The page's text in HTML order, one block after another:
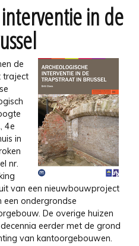
in de
de
traject
4e
in
nr.
van een nieuwbouwproject
ondergrondse
De overige huizen
eerder met de grond
van kantoorgebouwen.